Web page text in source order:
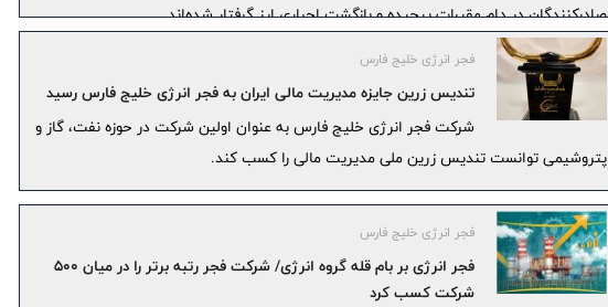
صادرکنندگان در دام مقررات پیچیده و بازگشت اجباری ارز گرفتار شده‌اند.
فجر انرژی خلیج فارس
تندیس زرین جایزه مدیریت مالی ایران به فجر انرژی خلیج فارس رسید
شرکت فجر انرژی خلیج فارس به عنوان اولین شرکت در حوزه نفت، گاز و
پتروشیمی توانست تندیس زرین ملی مدیریت مالی را کسب کند.
فجر انرژی خلیج فارس
فجر انرژی بر بام قله گروه انرژی/ شرکت فجر رتبه برتر را در میان ۵۰۰
شرکت کسب کرد